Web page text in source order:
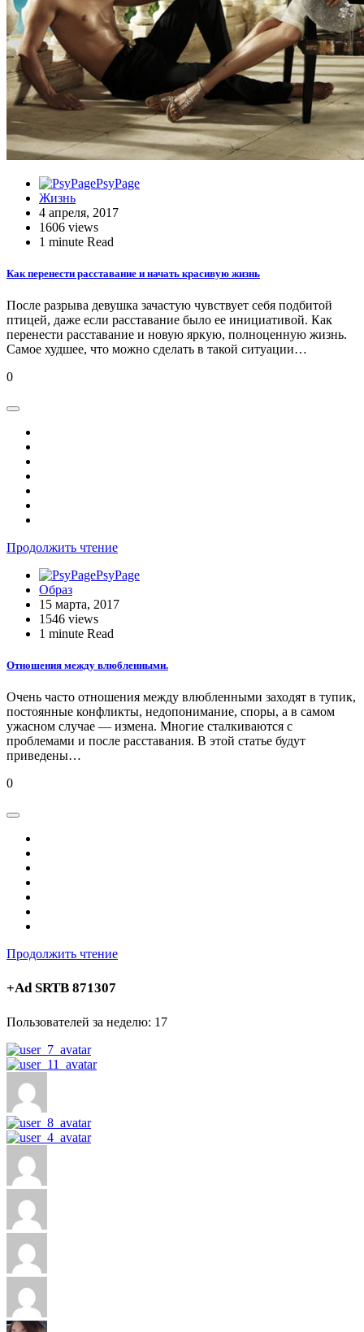
PsyPage
Жизнь
4 апреля, 2017
1606 views
1 minute Read
Как перенести расставание и начать красивую жизнь
После разрыва девушка зачастую чувствует себя подбитой
птицей, даже если расставание было ее инициативой. Как
перенести расставание и новую яркую, полноценную жизнь.
Самое худшее, что можно сделать в такой ситуации…
0
Продолжить чтение
PsyPage
Образ
15 марта, 2017
1546 views
1 minute Read
Отношения между влюбленными.
Очень часто отношения между влюбленными заходят в тупик,
постоянные конфликты, недопонимание, споры, а в самом
ужасном случае — измена. Многие сталкиваются с
проблемами и после расставания. В этой статье будут
приведены…
0
Продолжить чтение
+Ad SRTB 871307
Пользователей за неделю: 17